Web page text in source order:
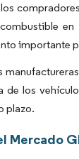
importante
los
plazo.
Mercado